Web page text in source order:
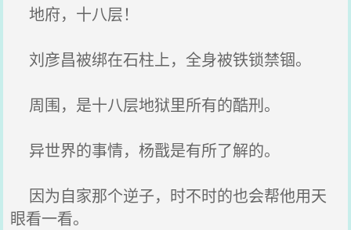
地府，十八层！
刘彦昌被绑在石柱上，全身被铁锁禁锢。
周围，是十八层地狱里所有的酷刑。
异世界的事情，杨戬是有所了解的。
因为自家那个逆子，时不时的也会帮他用天
眼看一看。